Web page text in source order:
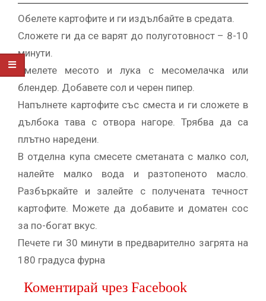
Обелете картофите и ги издълбайте в средата.
Сложете ги да се варят до полуготовност – 8-10
минути.
Смелете месото и лука с месомелачка или
блендер. Добавете сол и черен пипер.
Напълнете картофите със сместа и ги сложете в
дълбока тава с отвора нагоре. Трябва да са
плътно наредени.
В отделна купа смесете сметаната с малко сол,
налейте малко вода и разтопеното масло.
Разбъркайте и залейте с получената течност
картофите. Можете да добавите и доматен сос
за по-богат вкус.
Печете ги 30 минути в предварително загрята на
180 градуса фурна
Коментирай чрез Facebook